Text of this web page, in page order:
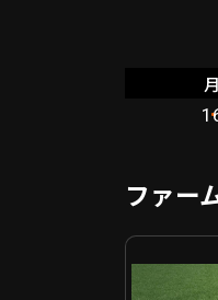
月
ファー
フェニックス・リ